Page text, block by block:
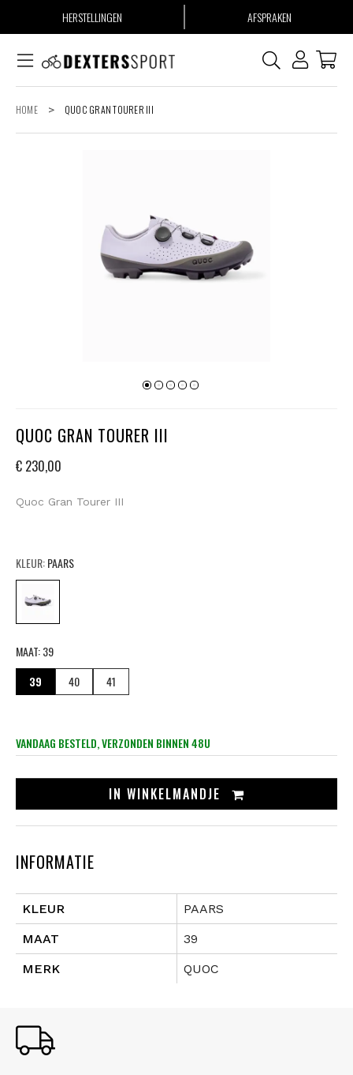
HERSTELLINGEN AFSPRAKEN
HOME > QUOC GRAN TOURER III
QUOC GRAN TOURER III
€ 230,00
Quoc Gran Tourer III
KLEUR:PAARS
MAAT:39
39
40 41
VANDAAG BESTELD, VERZONDEN BINNEN 48U
IN WINKELMANDJE
INFORMATIE
KLEUR
PAARS
MAAT
39
MERK
QUOC